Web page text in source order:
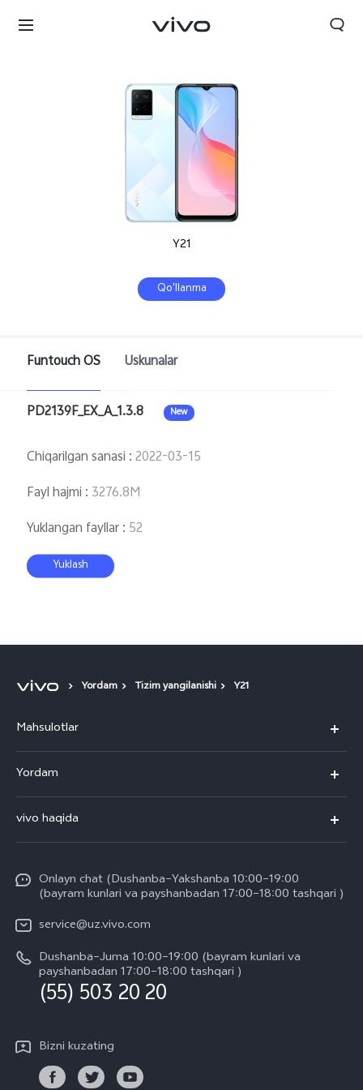
Uzbekistan(uz) | Mamlakat/mintaqani tanlash
Y21
Qo'llanma
Funtouch OS Uskunalar
PD2139F_EX_A_1.3.8 New
Chiqarilgan sanasi :2022-03-15
Fayl hajmi : 3276.8M
Yuklangan fayllar: 52
Yuklash
Yordam Tizim yangilanishi Y21
Mahsulotlar
V50 Lite
Y29
Yordam
Funtouch OS
Xizmat ko'rsatish markazi
IMEI autentifikatsiyasi
Zaxira buyumlar narxi haqida so'rov
Tizim yangilanishi
vivo kafolat yoʻriqnomasi
vivo haqida
Kompaniya yangiliklari
vivo ish joylari
Huquqiy eslatmalar
Biz haqimizda
Barqarorlik
Onlayn chat (Dushanba–Yakshanba 10:00–19:00
(bayram kunlari va payshanbadan 17:00–18:00 tashqari )
service@uz.vivo.com
Dushanba–Juma 10:00–19:00 (bayram kunlari va
payshanbadan 17:00–18:00 tashqari )
(55) 503 20 20
Bizni kuzating